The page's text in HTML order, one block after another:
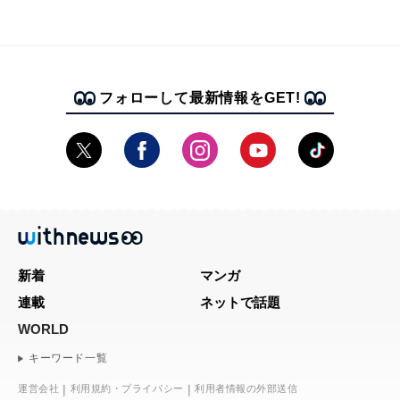
フォローして最新情報をGET!
新着
マンガ
連載
ネットで話題
WORLD
キーワード一覧
運営会社 利用規約・プライバシー 利用者情報の外部送信